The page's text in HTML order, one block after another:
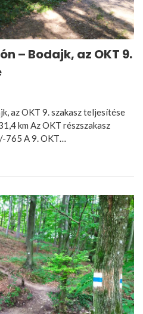
– Bodajk, az OKT 9.
az OKT 9. szakasz teljesítése
km Az OKT részszakasz
765 A 9. OKT…